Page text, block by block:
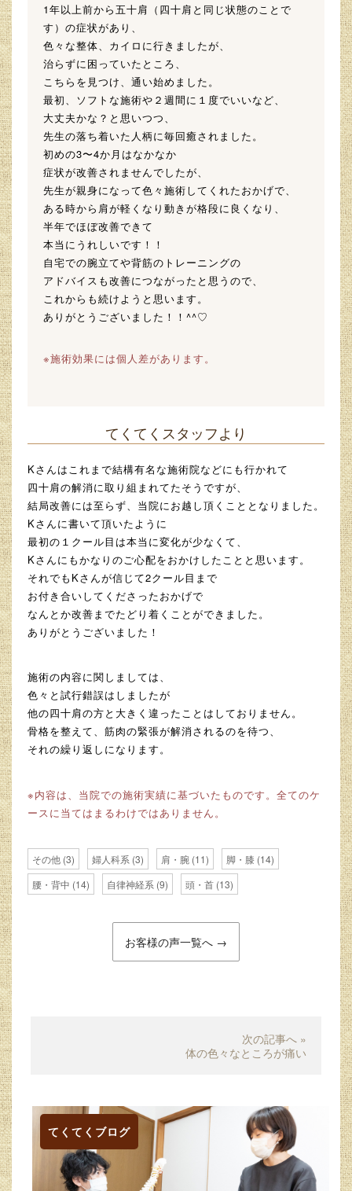
1年以上前から五十肩（四十肩と同じ状態のことで
す）の症状があり、
色々な整体、カイロに行きましたが、
治らずに困っていたところ、
こちらを見つけ、通い始めました。
最初、ソフトな施術や２週間に１度でいいなど、
大丈夫かな？と思いつつ、
先生の落ち着いた人柄に毎回癒されました。
初めの3〜4か月はなかなか
症状が改善されませんでしたが、
先生が親身になって色々施術してくれたおかげで、
ある時から肩が軽くなり動きが格段に良くなり、
半年でほぼ改善できて
本当にうれしいです！！
自宅での腕立てや背筋のトレーニングの
アドバイスも改善につながったと思うので、
これからも続けようと思います。
ありがとうございました！！^^♡
※施術効果には個人差があります。
てくてくスタッフより
Kさんはこれまで結構有名な施術院などにも行かれて
四十肩の解消に取り組まれてたそうですが、
結局改善には至らず、当院にお越し頂くこととなりました。
Kさんに書いて頂いたように
最初の１クール目は本当に変化が少なくて、
Kさんにもかなりのご心配をおかけしたことと思います。
それでもKさんが信じて2クール目まで
お付き合いしてくださったおかげで
なんとか改善までたどり着くことができました。
ありがとうございました！
施術の内容に関しましては、
色々と試行錯誤はしましたが
他の四十肩の方と大きく違ったことはしておりません。
骨格を整えて、筋肉の緊張が解消されるのを待つ、
それの繰り返しになります。
※内容は、当院での施術実績に基づいたものです。全てのケ
ースに当てはまるわけではありません。
その他 (3) 婦人科系 (3) 肩・腕 (11) 脚・膝 (14)
腰・背中 (14) 自律神経系 (9) 頭・首 (13)
お客様の声一覧へ →
次の記事へ »
体の色々なところが痛い
てくてくブログ